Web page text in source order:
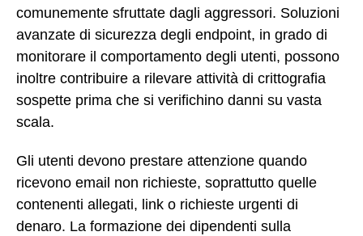
comunemente sfruttate dagli aggressori. Soluzioni
avanzate di sicurezza degli endpoint, in grado di
monitorare il comportamento degli utenti, possono
inoltre contribuire a rilevare attività di crittografia
sospette prima che si verifichino danni su vasta
scala.
Gli utenti devono prestare attenzione quando
ricevono email non richieste, soprattutto quelle
contenenti allegati, link o richieste urgenti di
denaro. La formazione dei dipendenti sulla